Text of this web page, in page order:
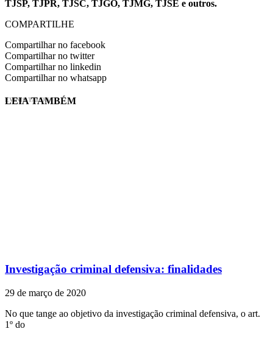
TJSP, TJPR, TJSC, TJGO, TJMG, TJSE e outros.
COMPARTILHE
Compartilhar no facebook
Compartilhar no twitter
Compartilhar no linkedin
Compartilhar no whatsapp
EVINIS TALON
LEIA TAMBÉM
Investigação criminal defensiva: finalidades
29 de março de 2020
No que tange ao objetivo da investigação criminal defensiva, o art.
1º do